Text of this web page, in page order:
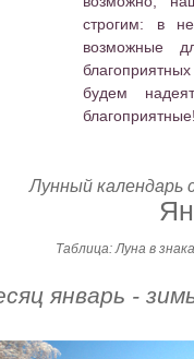
строгим: в
возможные
будем
Лунный календарь
Таблица: Луна в
январь -